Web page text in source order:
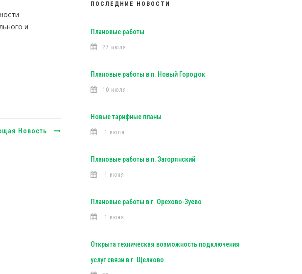
и
Новость
ПОСЛЕДНИЕ НОВОСТИ
Плановые работы
27 июля
Плановые работы в п. Новый Городок
10 июля
Новые тарифные планы
1 июля
Плановые работы в п. Загорянский
1 июня
Плановые работы в г. Орехово-Зуево
1 июня
Открыта техническая возможность подключения
услуг связи в г. Щелково